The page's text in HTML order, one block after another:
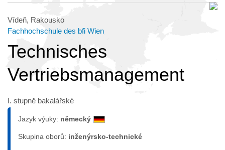
Vídeň, Rakousko
Fachhochschule des bfi Wien
Technisches
Vertriebsmanagement
I. stupně bakalářské
Jazyk výuky: německý
Skupina oborů: inženýrsko-technické